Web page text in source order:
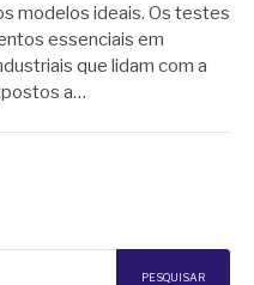
modelos ideais. Os testes
essenciais em
que lidam com a
a…
PESQUISAR